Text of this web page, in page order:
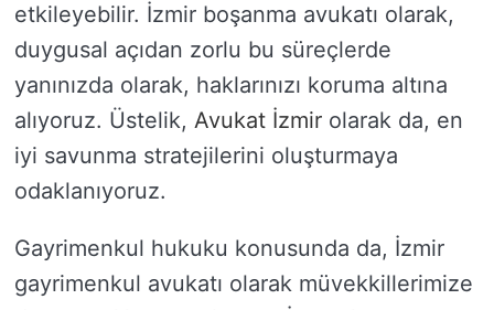
etkileyebilir. İzmir boşanma avukatı olarak,
duygusal açıdan zorlu bu süreçlerde
yanınızda olarak, haklarınızı koruma altına
alıyoruz. Üstelik, Avukat İzmir olarak da, en
iyi savunma stratejilerini oluşturmaya
odaklanıyoruz.
Gayrimenkul hukuku konusunda da, İzmir
gayrimenkul avukatı olarak müvekkillerimize